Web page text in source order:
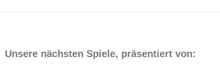
Unsere nächsten Spiele, präsentiert von: